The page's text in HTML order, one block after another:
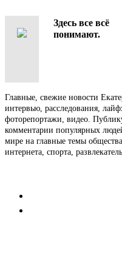
Здесь все всё
понимают.
Главные, свежие новости
интервью, расследования,
фоторепортажи, видео.
комментарии популярных
мире на главные темы
интернета, спорта,